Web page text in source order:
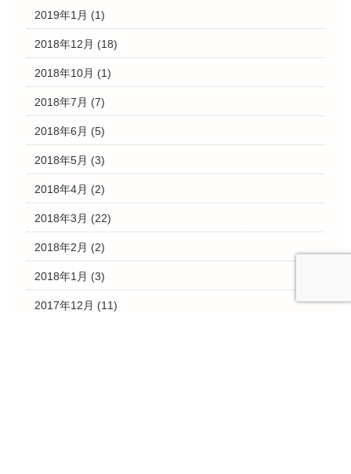
2019年1月 (1)
2018年12月 (18)
2018年10月 (1)
2018年7月 (7)
2018年6月 (5)
2018年5月 (3)
2018年4月 (2)
2018年3月 (22)
2018年2月 (2)
2018年1月 (3)
2017年12月 (11)